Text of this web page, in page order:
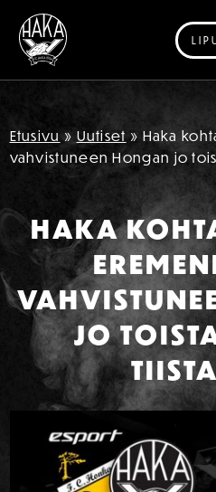
Siirry sisältöön
Etusivu » Uutiset » Haka
vahvistuneen Hongan jo
HAKA
JO